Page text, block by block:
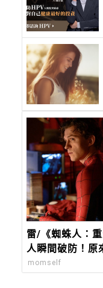
雷/《蜘蛛人：
人瞬間破防！原
的，是曾被深愛
momself